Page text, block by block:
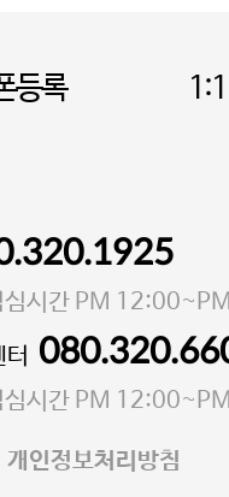
등록
관리책임자 김상현
포대로4다길 41 마포
서울마포-3931호
시간 PM
시간 PM
개인정보처리방침